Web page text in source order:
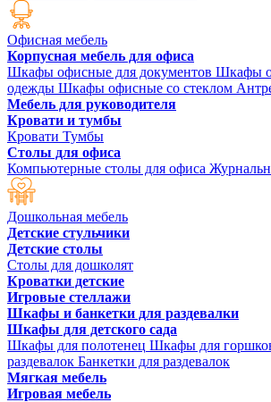
Офисная мебель
Корпусная мебель для офиса
Шкафы офисные для документов Шкафы
одежды Шкафы офисные со стеклом
Мебель для руководителя
Кровати и тумбы
Кровати Тумбы
Столы для офиса
Компьютерные столы для офиса
Дошкольная мебель
Детские стульчики
Детские столы
Столы для дошколят
Кроватки детские
Игровые стеллажи
Шкафы и банкетки для раздевалки
Шкафы для детского сада
Шкафы для полотенец Шкафы для
раздевалок Банкетки для раздевалок
Мягкая мебель
Игровая мебель